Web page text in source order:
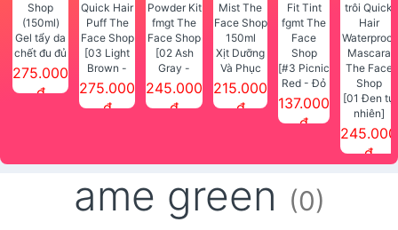
Gel tẩy da
chết đu đủ
SMART
PEELING
275.000
đ
[03 Light
Brown -
Nâu Sáng]
Phấn che
275.000
đ
[02 Ash
Gray -
Khói] Bột
kẻ chân
Face Shop
245.000
đ
Xịt Dưỡng
Và Phục
Hồi Tóc
Essential
215.000
đ
[#3 Picnic
Red - Đỏ
cam] Son
Face
Shop
137.000
đ
[01 Đen tự
nhiên]
Mascara
che phủ
245.000
đ
ame green (0)